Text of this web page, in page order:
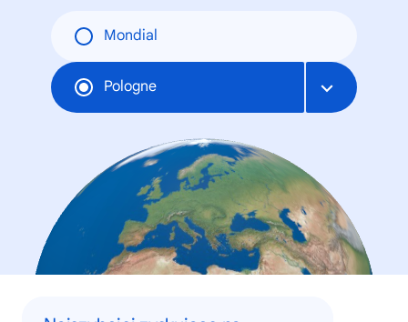
Mondial
Pologne